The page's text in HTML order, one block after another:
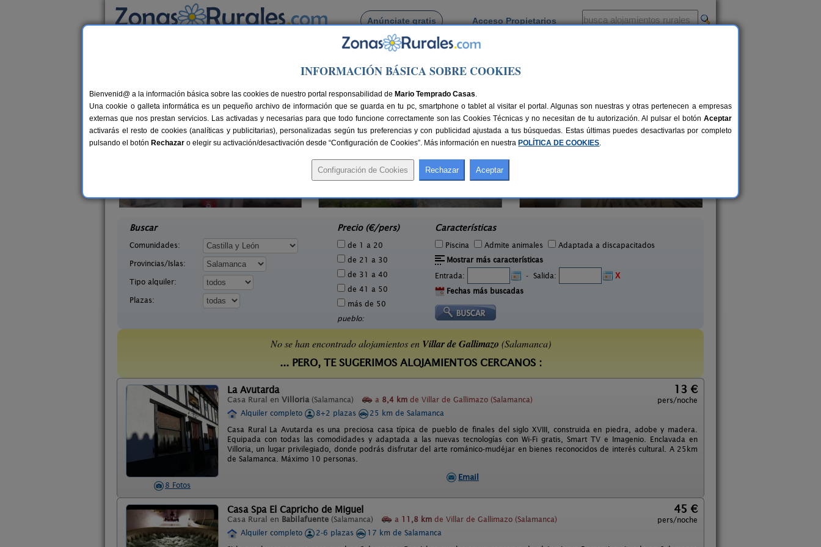
Anúnciate gratis Acceso Propietarios
Busca por pueblo
> Villar de Gallimazo
Casas Rurales cerca de Villar de Gallimazo
Casa Rural El Carmen
Buscar
Comunidades:
Provincias/Islas:
Tipo alquiler:
Plazas:
Precio (€/pers)
de 1 a 20
de 21 a 30
de 31 a 40
de 41 a 50
más de 50
pueblo:
Características
Piscina Admite animales
Adaptada a discapacitados
Mostrar más características
Entrada:
- Salida:
X
Fechas más buscadas
No se han encontrado alojamientos en Villar de Gallimazo (Salamanca)
... PERO, TE SUGERIMOS ALOJAMIENTOS CERCANOS :
8 Fotos
La Avutarda
Casa Rural en Villoria (Salamanca) a 8,4 km de Villar de Gallimazo (Salamanca)
13 €
pers/noche
Alquiler completo
8+2 plazas
25 km de Salamanca
Casa Rural La Avutarda es una preciosa casa típica de pueblo de finales del siglo XVIII, construida en piedra, adobe y madera.
Equipada con todas las comodidades y adaptada a las nuevas tecnologías con Wi-Fi gratis, Smart TV e Imagenio. Enclavada en
Villoria, un lugar privilegiado, donde podrás disfrutar del arte románico-mudéjar en bienes reconocidos de interés cultural. A 25km
de Salamanca. Máximo 10 personas.
Email
Casa Spa El Capricho de Miguel
Casa Rural en Babilafuente (Salamanca) a 11,8 km de Villar de Gallimazo (Salamanca)
45 €
pers/noche
Alquiler completo
2-6 plazas
17 km de Salamanca
INFORMACIÓN BÁSICA SOBRE COOKIES
Bienvenid@ a la información básica sobre las cookies de nuestro portal responsabilidad de Mario Temprado Casas.
Una cookie o galleta informática es un pequeño archivo de información que se guarda en tu pc, smartphone o tablet al visitar el portal. Algunas son nuestras y otras pertenecen a empresas
externas que nos prestan servicios. Las activadas y necesarias para que todo funcione correctamente son las Cookies Técnicas y no necesitan de tu autorización. Al pulsar el botón Aceptar
activarás el resto de cookies (analíticas y publicitarias), personalizadas según tus preferencias y con publicidad ajustada a tus búsquedas. Estas últimas puedes desactivarlas por completo
pulsando el botón Rechazar o elegir su activación/desactivación desde “Configuración de Cookies”. Más información en nuestra POLÍTICA DE COOKIES.